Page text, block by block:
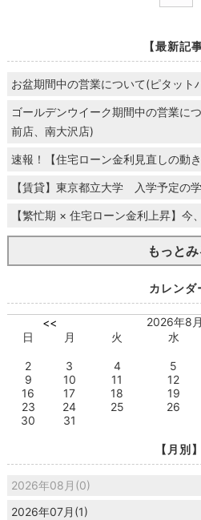
【最新記
お盆期間中の営業について(ピタット
ゴールデンウイーク期間中の営業に
前店、南大沢店)
速報！【住宅ローン金利見直しの動き
【賃貸】東京都立大学 入学予定の
【繁忙期 × 住宅ローン金利上昇】今
もっと
カレンダ
<<
2026年8月
日
月 火 水
2
3 4 5
9
10 11 12
16
17 18 19
23
24 25 26
30
31
【月別】
2026年08月(0)
2026年07月(1)